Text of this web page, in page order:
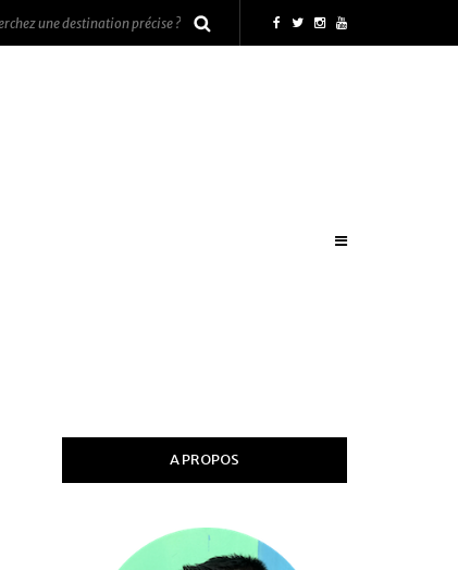
A PROPOS